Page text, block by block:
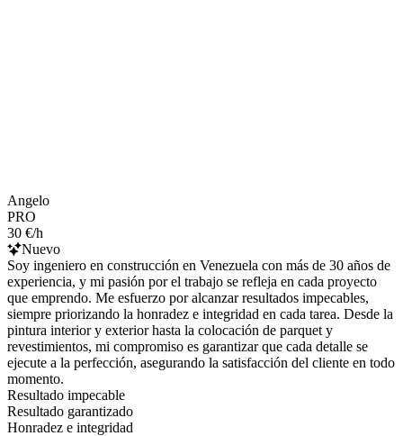
Angelo
PRO
30 €/h
Nuevo
Soy ingeniero en construcción en Venezuela con más de 30 años de
experiencia, y mi pasión por el trabajo se refleja en cada proyecto
que emprendo. Me esfuerzo por alcanzar resultados impecables,
siempre priorizando la honradez e integridad en cada tarea. Desde la
pintura interior y exterior hasta la colocación de parquet y
revestimientos, mi compromiso es garantizar que cada detalle se
ejecute a la perfección, asegurando la satisfacción del cliente en todo
momento.
Resultado impecable
Resultado garantizado
Honradez e integridad